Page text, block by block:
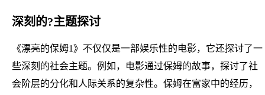
深刻的?主题探讨
《漂亮的保姆1》不仅仅是一部娱乐性的电影，它还探讨了一
些深刻的社会主题。例如，电影通过保姆的故事，探讨了社
会阶层的分化和人际关系的复杂性。保姆在富家中的经历，